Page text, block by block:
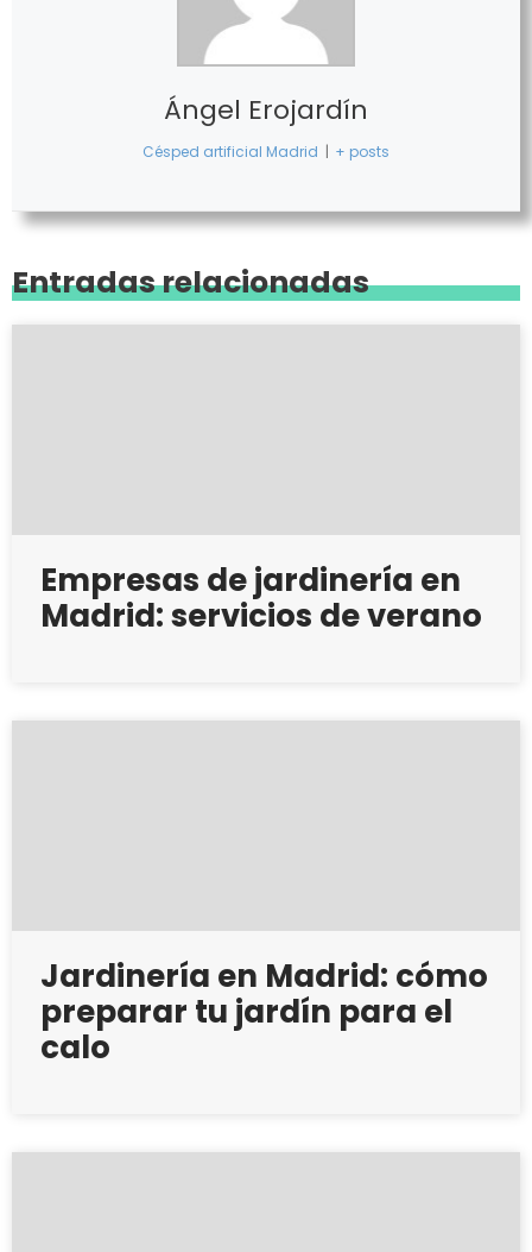
Ángel Erojardín
Césped artificial Madrid | + posts
Entradas relacionadas
Empresas de jardinería en
Madrid: servicios de verano
Jardinería en Madrid: cómo
preparar tu jardín para el
calo